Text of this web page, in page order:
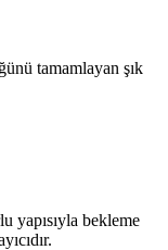
tamamlayan şık
yapısıyla bekleme